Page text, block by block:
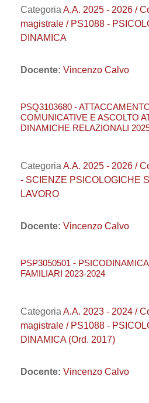
Categoria A.A. 2025 - 2026 /
magistrale / PS1088 -
DINAMICA
Docente: Vincenzo Calvo
PSQ3103680 -
COMUNICATIVE E ASCOLTO
DINAMICHE RELAZIONALI
Categoria A.A. 2025 - 2026 /
- SCIENZE PSICOLOGICHE
LAVORO
Docente: Vincenzo Calvo
PSP3050501 -
FAMILIARI 2023-2024
Categoria A.A. 2023 - 2024 /
magistrale / PS1088 -
DINAMICA (Ord. 2017)
Docente: Vincenzo Calvo